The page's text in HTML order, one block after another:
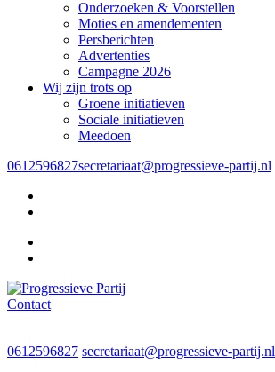
Onderzoeken & Voorstellen
Moties en amendementen
Persberichten
Advertenties
Campagne 2026
Wij zijn trots op
Groene initiatieven
Sociale initiatieven
Meedoen
0612596827secretariaat@progressieve-partij.nl
Contact
0612596827 secretariaat@progressieve-partij.nl